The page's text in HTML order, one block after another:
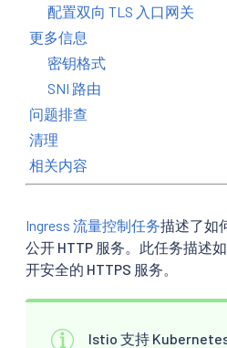
配置双向 TLS 入口网关
更多信息
密钥格式
SNI 路由
问题排查
清理
相关内容
Ingress 流量控制任务描述了如
公开 HTTP 服务。此任务描述
开安全的 HTTPS 服务。
Istio 支持